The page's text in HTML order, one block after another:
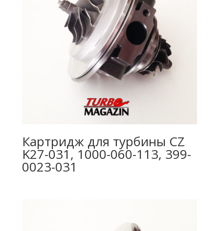
Картридж для турбины CZ
K27-031, 1000-060-113, 399-
0023-031